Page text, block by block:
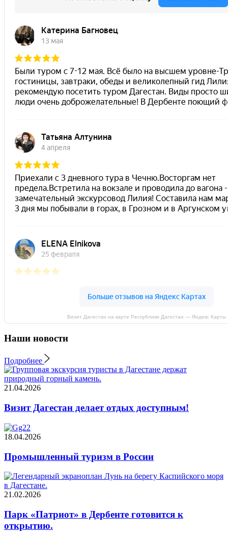
Визит Дагестан на карте Республики Дагестан — Яндекс Карты
Наши новости
Подробнее
21.04.2026
Визит Дагестан делает отдых доступным!
18.04.2026
Промышленный туризм в России
21.02.2026
Парк «Патриот» в Дербенте готовится к
открытию.